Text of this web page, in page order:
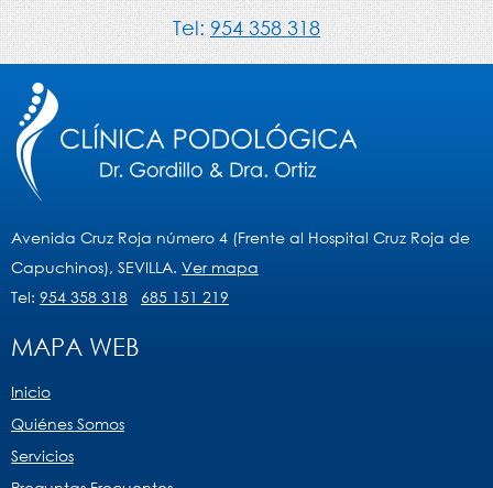
Tel:954 358 318
Avenida Cruz Roja número 4 (Frente al Hospital Cruz Roja de
Capuchinos), SEVILLA. Ver mapa
Tel: 954 358 318 685 151 219
MAPA WEB
Inicio
Quiénes Somos
Servicios